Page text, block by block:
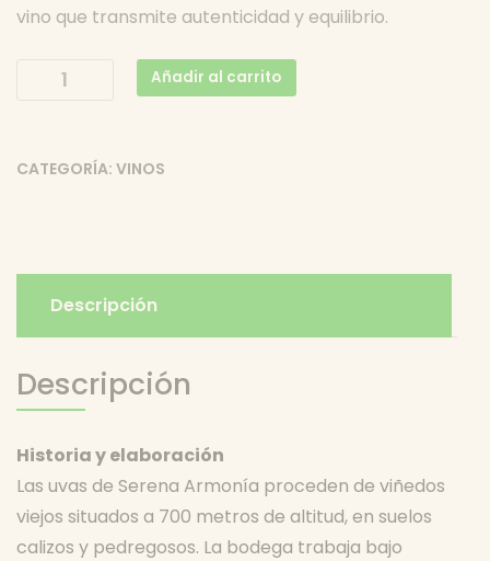
vino que transmite autenticidad y equilibrio.
Serena
Crianza
Alicante
cantidad
Añadir al carrito
CATEGORÍA: VINOS
Descripción
Descripción
Historia y elaboración
Las uvas de Serena Armonía proceden de viñedos
viejos situados a 700 metros de altitud, en suelos
calizos y pedregosos. La bodega trabaja bajo